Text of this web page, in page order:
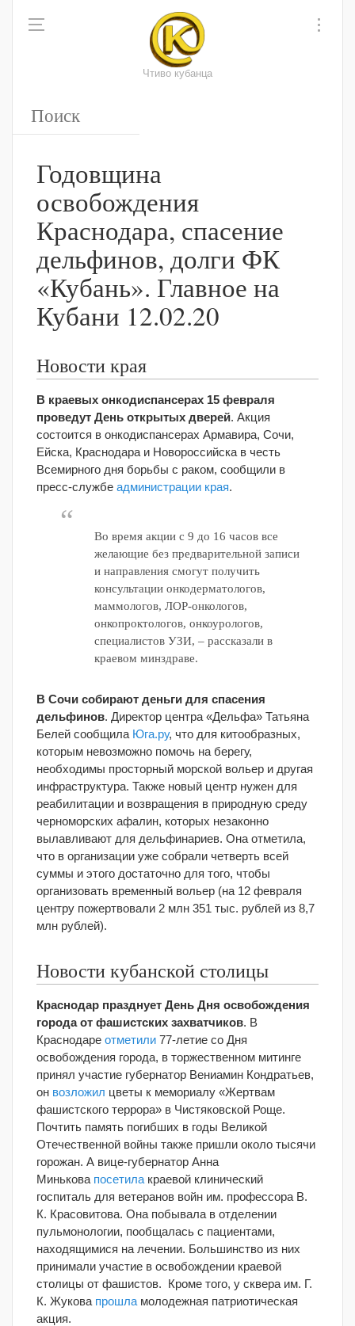
Чтиво кубанца
Годовщина
освобождения
Краснодара, спасение
дельфинов, долги ФК
«Кубань». Главное на
Кубани 12.02.20
Новости края
В краевых онкодиспансерах 15 февраля
проведут День открытых дверей. Акция
состоится в онкодиспансерах Армавира, Сочи,
Ейска, Краснодара и Новороссийска в честь
Всемирного дня борьбы с раком, сообщили в
пресс-службе администрации края.
Во время акции с 9 до 16 часов все
желающие без предварительной записи
и направления смогут получить
консультации онкодерматологов,
маммологов, ЛОР-онкологов,
онкопроктологов, онкоурологов,
специалистов УЗИ, – рассказали в
краевом минздраве.
В Сочи собирают деньги для спасения
дельфинов. Директор центра «Дельфа» Татьяна
Белей сообщила Юга.ру, что для китообразных,
которым невозможно помочь на берегу,
необходимы просторный морской вольер и другая
инфраструктура. Также новый центр нужен для
реабилитации и возвращения в природную среду
черноморских афалин, которых незаконно
вылавливают для дельфинариев. Она отметила,
что в организации уже собрали четверть всей
суммы и этого достаточно для того, чтобы
организовать временный вольер (на 12 февраля
центру пожертвовали 2 млн 351 тыс. рублей из 8,7
млн рублей).
Новости кубанской столицы
Краснодар празднует День Дня освобождения
города от фашистских захватчиков. В
Краснодаре отметили 77-летие со Дня
освобождения города, в торжественном митинге
принял участие губернатор Вениамин Кондратьев,
он возложил цветы к мемориалу «Жертвам
фашистского террора» в Чистяковской Роще.
Почтить память погибших в годы Великой
Отечественной войны также пришли около тысячи
горожан. А вице-губернатор Анна
Минькова посетила краевой клинический
госпиталь для ветеранов войн им. профессора В.
К. Красовитова. Она побывала в отделении
пульмонологии, пообщалась с пациентами,
находящимися на лечении. Большинство из них
принимали участие в освобождении краевой
столицы от фашистов. Кроме того, у сквера им. Г.
К. Жукова прошла молодежная патриотическая
акция.